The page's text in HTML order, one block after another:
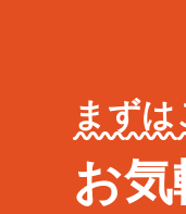
まずは
お気